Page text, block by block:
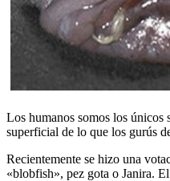
Los humanos somos los únicos
superficial de lo que los gurús
Recientemente se hizo una
«blobfish», pez gota o Janira.